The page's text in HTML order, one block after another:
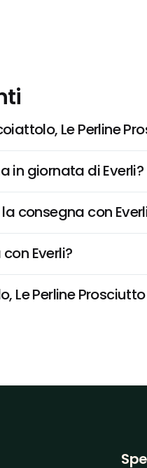
Le Perline
in giornata di Everli?
consegna con
Everli?
Le Perline